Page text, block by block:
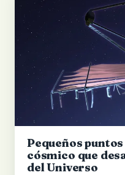
Pequeños
cósmico que
del Universo